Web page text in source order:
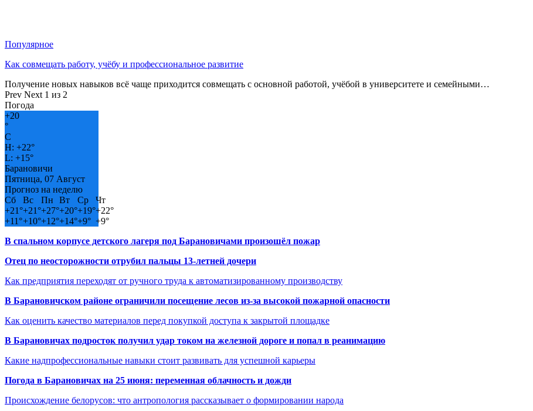
Популярное
Как совмещать работу, учёбу и профессиональное развитие
Получение новых навыков всё чаще приходится совмещать с основной работой, учёбой в университете и семейными…
Prev Next 1 из 2
Погода
+20
°
C
H: +22°
L: +15°
Барановичи
Пятница, 07 Август
Прогноз на неделю
Сб
Вс Пн Вт Ср
Чт
+21°+21°+27°+20°+19°+22°
+11°+10°+12°+14°+9° +9°
В спальном корпусе детского лагеря под Барановичами произошёл пожар
Отец по неосторожности отрубил пальцы 13-летней дочери
Как предприятия переходят от ручного труда к автоматизированному производству
В Барановичском районе ограничили посещение лесов из-за высокой пожарной опасности
Как оценить качество материалов перед покупкой доступа к закрытой площадке
В Барановичах подросток получил удар током на железной дороге и попал в реанимацию
Какие надпрофессиональные навыки стоит развивать для успешной карьеры
Погода в Барановичах на 25 июня: переменная облачность и дожди
Происхождение белорусов: что антропология рассказывает о формировании народа